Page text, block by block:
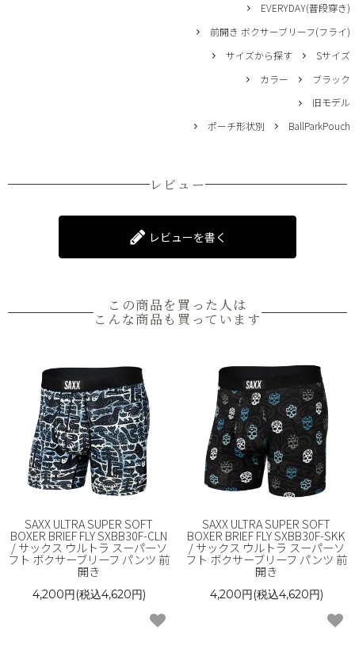
EVERYDAY(普段穿き)
前開き ボクサーブリーフ(フライ)
サイズから探す
Sサイズ
カラー
ブラック
旧モデル
ポーチ形状別
BallParkPouch
レビュー
レビューを書く
この商品を買った人は
こんな商品も買っています
SAXX ULTRA SUPER SOFT
BOXER BRIEF FLY SXBB30F-CLN
/ サックス ウルトラ スーパーソ
フト ボクサーブリーフ パンツ 前
開き
4,200円(税込4,620円)
SAXX ULTRA SUPER SOFT
BOXER BRIEF FLY SXBB30F-SKK
/ サックス ウルトラ スーパーソ
フト ボクサーブリーフ パンツ 前
開き
4,200円(税込4,620円)